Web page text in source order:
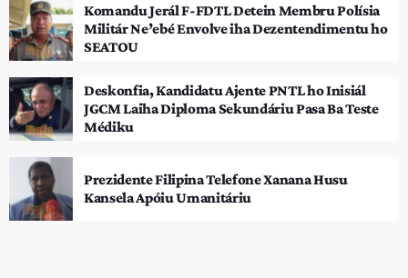
Komandu Jerál F-FDTL Detein Membru Polísia
Militár Ne’ebé Envolve iha Dezentendimentu ho
SEATOU
Deskonfia, Kandidatu Ajente PNTL ho Inisiál
JGCM Laiha Diploma Sekundáriu Pasa Ba Teste
Médiku
Prezidente Filipina Telefone Xanana Husu
Kansela Apóiu Umanitáriu